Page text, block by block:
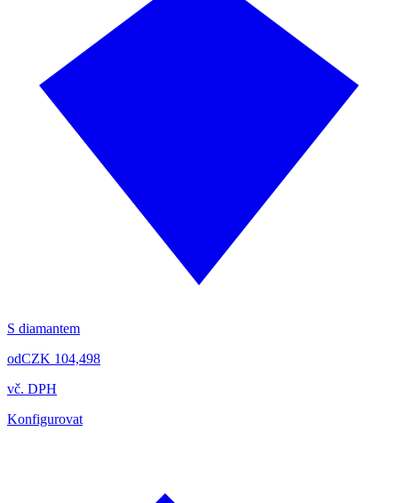
S diamantem
odCZK 104,498
vč. DPH
Konfigurovat